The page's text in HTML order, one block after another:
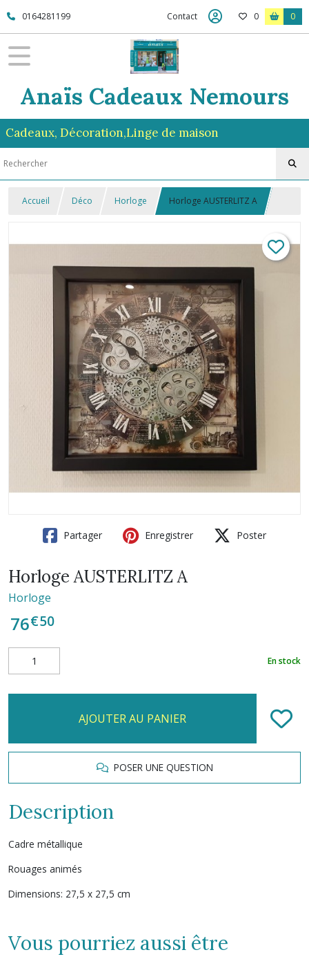
0164281199 Contact 0 0
Anaïs Cadeaux Nemours
Cadeaux, Décoration,Linge de maison
Accueil Déco Horloge Horloge AUSTERLITZ A
Partager Enregistrer Poster
Horloge AUSTERLITZ A
Horloge
76€50
En stock
AJOUTER AU PANIER
POSER UNE QUESTION
Description
Cadre métallique
Rouages animés
Dimensions: 27,5 x 27,5 cm
Vous pourriez aussi être